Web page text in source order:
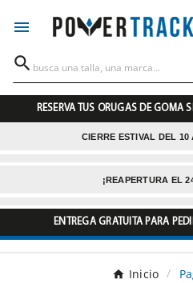


RESERVA TUS ORUGAS DE GOMA
CIERRE ESTIVAL DEL
¡REAPERTURA EL
ENTREGA GRATUITA PARA
Inicio